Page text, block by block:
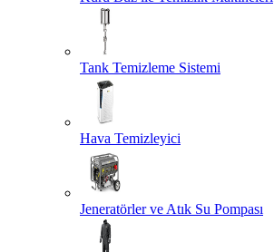
Tank Temizleme Sistemi
Hava Temizleyici
Jeneratörler ve Atık Su Pompası